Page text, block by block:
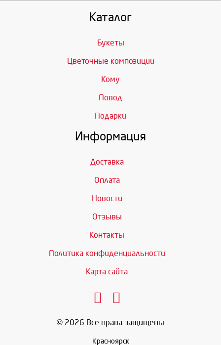
Каталог
Букеты
Цветочные композиции
Кому
Повод
Подарки
Информация
Доставка
Оплата
Новости
Отзывы
Контакты
Политика конфиденциальности
Карта сайта
© 2026 Все права защищены
Красноярск